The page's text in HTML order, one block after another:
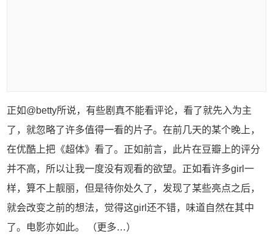
正如@betty所说，有些剧真不能看评论，看了就先入为主
了，就忽略了许多值得一看的片子。在前几天的某个晚上，
在优酷上把《超体》看了。正如前言，此片在豆瓣上的评分
并不高，所以让我一度没有观看的欲望。正如看许多girl一
样，算不上靓丽，但是待你处久了，发现了某些亮点之后，
就会改变之前的想法，觉得这girl还不错，味道自然在其中
了。电影亦如此。 （更多…）